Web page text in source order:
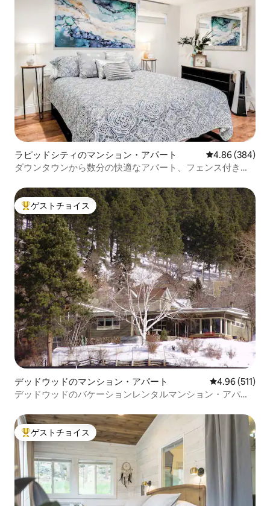
ラピッドシティのマンション・アパート レビュー384
4.86 (384)
ダウンタウンから数分の快適なアパート、フェンス付きの
大好評のゲストチョイスです。
ゲストチョイス
デッドウッドのマンション・アパート レビュー511
4.96 (511)
デッドウッドのバケーションレンタルマンション・アパー
大好評のゲストチョイスです。
ゲストチョイス